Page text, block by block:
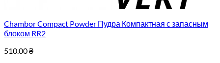
Chambor Compact Powder Пудра Компактная с запасным
блоком RR2
510.00₴